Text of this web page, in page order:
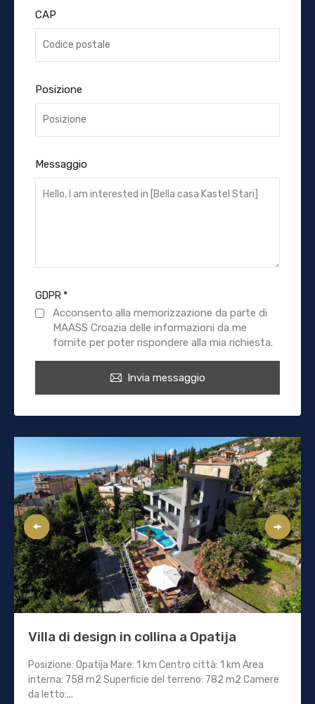
CAP
Posizione
Messaggio
GDPR*
Acconsento alla memorizzazione da parte di
MAASS Croazia delle informazioni da me
fornite per poter rispondere alla mia richiesta.
Invia messaggio
Villa di design in collina a Opatija
Posizione: Opatija Mare: 1 km Centro città: 1 km Area
interna: 758 m2 Superficie del terreno: 782 m2 Camere
da letto:...